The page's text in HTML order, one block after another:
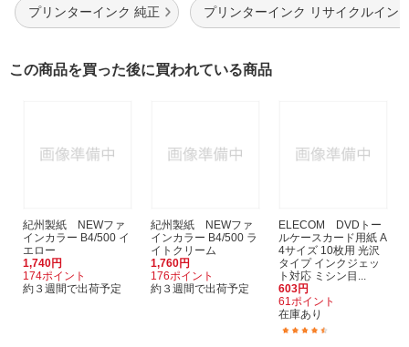
プリンターインク 純正 プリンターインク リサイクルイン
この商品を買った後に買われている商品
紀州製紙 NEWファ
インカラー B4/500 イ
エロー
1,740円
174ポイント
約３週間で出荷予定
紀州製紙 NEWファ
インカラー B4/500 ラ
イトクリーム
1,760円
176ポイント
約３週間で出荷予定
ELECOM DVDトー
ルケースカード用紙 A
4サイズ 10枚用 光沢
タイプ インクジェッ
ト対応 ミシン目...
603円
61ポイント
在庫あり